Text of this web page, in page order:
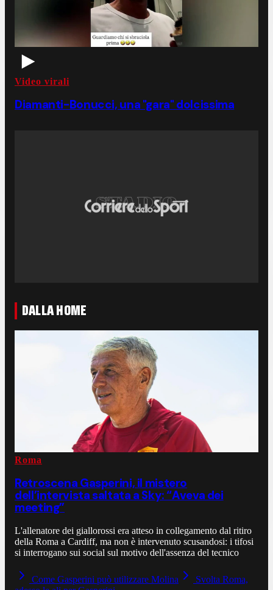
Video virali
Diamanti-Bonucci, una "gara" dolcissima
DALLA HOME
Roma
Retroscena Gasperini, il mistero
dell’intervista saltata a Sky: “Aveva dei
meeting”
L'allenatore dei giallorossi era atteso in collegamento dal ritiro
della Roma a Cardiff, ma non è intervenuto scusandosi: i tifosi
si interrogano sui social sul motivo dell'assenza del tecnico
Come Gasperini può utilizzare Molina
Svolta Roma,